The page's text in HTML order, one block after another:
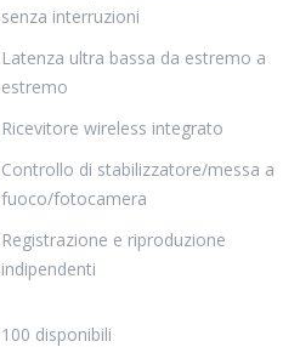
senza interruzioni
Latenza ultra bassa da estremo a
estremo
Ricevitore wireless integrato
Controllo di stabilizzatore/messa a
fuoco/fotocamera
Registrazione e riproduzione
indipendenti
100 disponibili